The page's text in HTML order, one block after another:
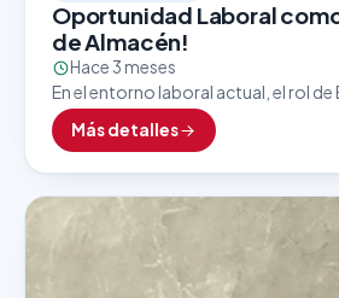
Oportunidad Laboral
de Almacén!
Hace 3 meses
En el entorno laboral actual, el rol de
Almacén es clave para asegurar un
constante de mercancías, insumos y…
Más detalles